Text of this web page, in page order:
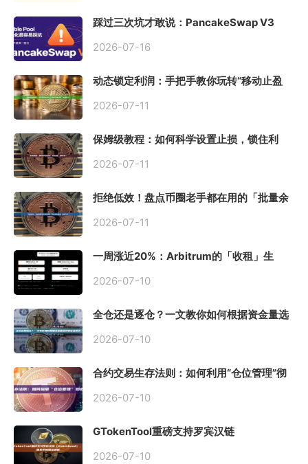
踩过三次坑才敢说：PancakeSwap V3
初始化
2026-07-16
动态锁定利润：手把手教你玩转“移动止盈
2026-07-11
保姆级教程：如何科学设置止损，锁住利
2026-07-11
拒绝低效！盘点币圈老手都在用的「批量余
2026-07-11
一周涨近20%：Arbitrum的「收租」生
2026-07-10
全仓还是逐仓？一文教你如何根据资金量选
2026-07-10
合约交易生存法则：如何利用“仓位管理”彻
2026-07-10
GTokenTool重磅支持罗宾汉链
2026-07-10